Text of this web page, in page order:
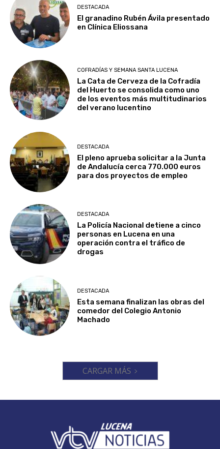
DESTACADA
El granadino Rubén Ávila presentado
en Clínica Eliossana
COFRADÍAS Y SEMANA SANTA LUCENA
La Cata de Cerveza de la Cofradía
del Huerto se consolida como uno
de los eventos más multitudinarios
del verano lucentino
DESTACADA
El pleno aprueba solicitar a la Junta
de Andalucía cerca 770.000 euros
para dos proyectos de empleo
DESTACADA
La Policía Nacional detiene a cinco
personas en Lucena en una
operación contra el tráfico de
drogas
DESTACADA
Esta semana finalizan las obras del
comedor del Colegio Antonio
Machado
CARGAR MÁS